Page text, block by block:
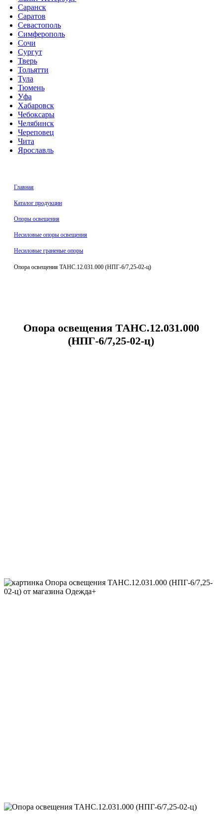
Саранск
Саратов
Севастополь
Симферополь
Сочи
Сургут
Тверь
Тольятти
Тула
Тюмень
Уфа
Хабаровск
Чебоксары
Челябинск
Череповец
Чита
Ярославль
Главная
Каталог продукции
Oпоры oсвeщения
Несиловые опоры освещения
Несиловые граненые опоры
Опора освещения ТАНС.12.031.000 (НПГ-6/7,25-02-ц)
Опора освещения ТАНС.12.031.000
(НПГ-6/7,25-02-ц)